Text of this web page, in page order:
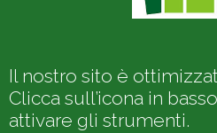
Il nostro sito è
Clicca sull’icona in
attivare gli strumenti.